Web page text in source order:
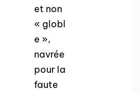
et non
« globl
e »,
navrée
pour la
faute